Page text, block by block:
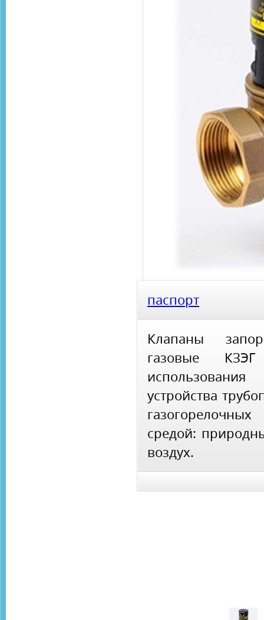
паспорт
Клапаны
газовые
устройства
средой:
воздух.